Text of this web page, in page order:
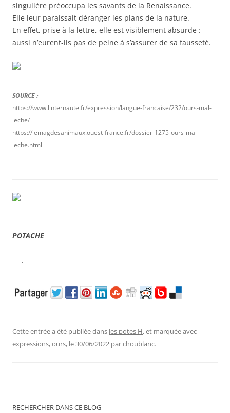
singulière préoccupa les savants de la Renaissance.
Elle leur paraissait déranger les plans de la nature.
En effet, prise à la lettre, elle est visiblement absurde :
aussi n’eurent-ils pas de peine à s’assurer de sa fausseté.
SOURCE :
https://www.linternaute.fr/expression/langue-francaise/232/ours-mal-
leche/
https://lemagdesanimaux.ouest-france.fr/dossier-1275-ours-mal-
leche.html
POTACHE
.
Cette entrée a été publiée dans les potes H, et marquée avec
expressions,ours, le30/06/2022 parchoublanc.
RECHERCHER DANS CE BLOG